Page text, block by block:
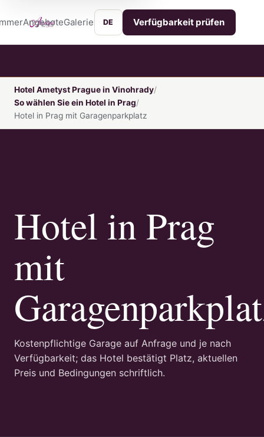
AngeboteGalerie Lage ServicesKontakt
DE Verfügbarkeit prüfen
Hotel Ametyst Prague in Vinohrady
So wählen Sie ein Hotel in Prag
Hotel in Prag mit Garagenparkplatz
Hotel in Prag
mit
Kostenpflichtige Garage auf Anfrage und je nach
Verfügbarkeit; das Hotel bestätigt Platz, aktuellen
Preis und Bedingungen schriftlich.